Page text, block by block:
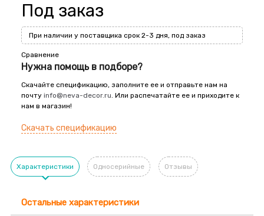
Под заказ
При наличии у поставщика срок 2-3 дня, под заказ
Сравнение
Нужна помощь в подборе?
Скачайте спецификацию, заполните ее и отправьте нам на
почту info@neva-decor.ru. Или распечатайте ее и приходите к
нам в магазин!
Скачать спецификацию
Характеристики Односерийные Отзывы
Остальные характеристики